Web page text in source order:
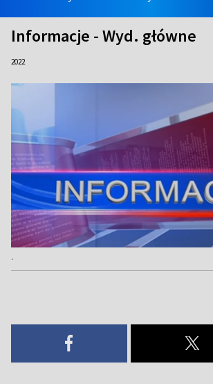
Informacje - Wyd. główne
2022
.